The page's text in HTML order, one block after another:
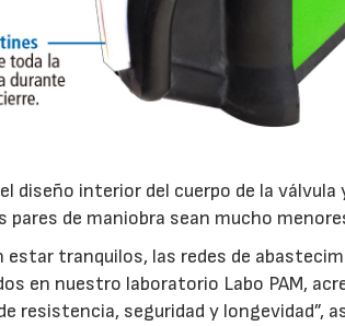
diseño interior del cuerpo de la válvula
pares de maniobra sean mucho
tranquilos, las redes de
en nuestro laboratorio Labo PAM,
resistencia, seguridad y longevidad”,